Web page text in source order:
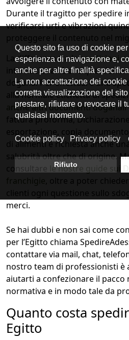
Durante il tragitto per spedire
verificarsi urti e vibrazioni
proteggere il contenuto nel
La differenza tra le spedizioni
internazionali è che
dogana. Per effettuare una
alla normale etichetta di
anche altri documenti doganali
fattura proforma,
esportazione, copia
di alimenti è richiesta anche
salubrità oltre che di origine.
consultare le nostre guide sui
franchigie, oltre a poter
clienti ogni questione sullo
merci.
Se hai dubbi e non sai come
per l’Egitto chiama
contattare via mail, chat,
nostro team di professionisti è
aiutarti a confezionare il pacco
normativa e in modo tale da
Quanto costa
Egitto